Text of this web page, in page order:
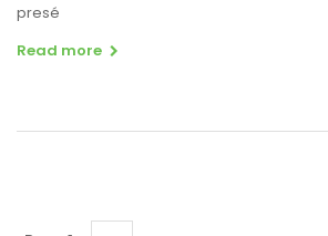
presé
Read more